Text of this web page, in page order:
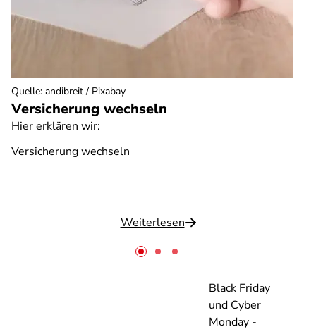
Versicherung wechseln
Hier erklären wir:
Versicherung wechseln
Weiterlesen
Quelle: andibreit / Pixabay
Black Friday
und Cyber
Monday -